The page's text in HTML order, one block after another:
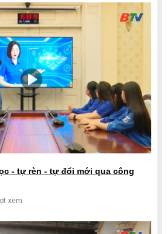
- tự rèn - tự đổi mới qua công
xem